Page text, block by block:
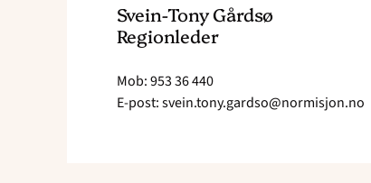
Svein-Tony Gårdsø
Regionleder
Mob: 953 36 440
E-post: svein.tony.gardso@normisjon.no